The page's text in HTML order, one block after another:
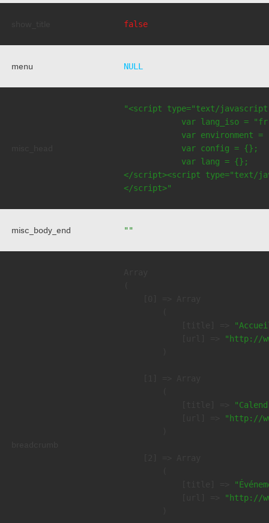
false
menu NULL
"<script type="text/
var lang_iso =
var environment =
            var config = {};
            var lang = {};
</script><script type="text/
</script>"
misc_body_end ""
"http://
"http://
"http://